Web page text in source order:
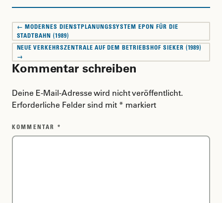
Beitragsnavigation
← MODERNES DIENSTPLANUNGSSYSTEM EPON FÜR DIE
STADTBAHN (1989)
NEUE VERKEHRSZENTRALE AUF DEM BETRIEBSHOF SIEKER (1989)
→
Kommentar schreiben
Deine E-Mail-Adresse wird nicht veröffentlicht.
Erforderliche Felder sind mit * markiert
KOMMENTAR *